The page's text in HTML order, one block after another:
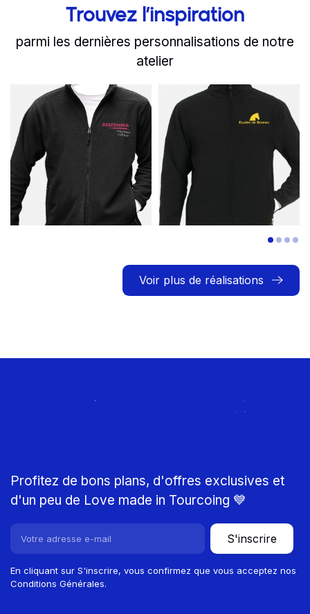
Trouvez l’inspiration
parmi les dernières personnalisations de notre
atelier
1 to 2 of 8
Le Traiteur Ackermann
Read more La veste
Read more
Voir plus de réalisations
Rejoignez le Club
Profitez de bons plans, d'offres exclusives et
d'un peu de Love made in Tourcoing 💙
S'inscrire
En cliquant sur S'inscrire, vous confirmez que vous acceptez nos
Conditions Générales.